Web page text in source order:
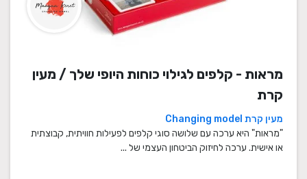
מראות - קלפים לגילוי כוחות היופי שלך / מעין
קרת
מעין קרת Changing model
"מראות" היא ערכה עם שלושה סוגי קלפים לפעילות חוויתית, קבוצתית
או אישית. ערכה לחיזוק הביטחון העצמי של ...